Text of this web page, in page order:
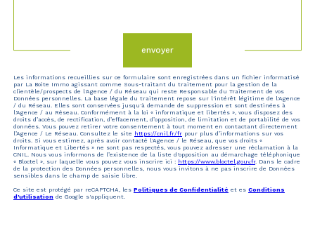
envoyer
Les informations recueillies sur ce formulaire sont enregistrées dans un fichier informatisé
par La Boite Immo agissant comme Sous-traitant du traitement pour la gestion de la
clientèle/prospects de l'Agence / du Réseau qui reste Responsable du Traitement de vos
Données personnelles. La base légale du traitement repose sur l'intérêt légitime de l'Agence
/ du Réseau. Elles sont conservées jusqu'à demande de suppression et sont destinées à
l'Agence / au Réseau. Conformément à la loi « informatique et libertés », vous disposez des
droits d’accès, de rectification, d’effacement, d’opposition, de limitation et de portabilité de vos
données. Vous pouvez retirer votre consentement à tout moment en contactant directement
l’Agence / Le Réseau. Consultez le site https://cnil.fr/fr pour plus d’informations sur vos
droits. Si vous estimez, après avoir contacté l'Agence / le Réseau, que vos droits «
Informatique et Libertés » ne sont pas respectés, vous pouvez adresser une réclamation à la
CNIL. Nous vous informons de l’existence de la liste d'opposition au démarchage téléphonique
« Bloctel », sur laquelle vous pouvez vous inscrire ici : https://www.bloctel.gouv.fr. Dans le cadre
de la protection des Données personnelles, nous vous invitons à ne pas inscrire de Données
sensibles dans le champ de saisie libre.
Ce site est protégé par reCAPTCHA, les Politiques de Confidentialité et es Conditions
d'utilisation de Google s'appliquent.